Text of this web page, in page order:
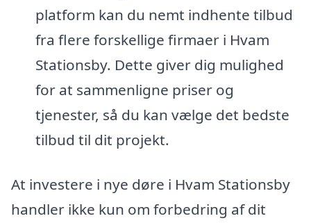
platform kan du nemt indhente tilbud
fra flere forskellige firmaer i Hvam
Stationsby. Dette giver dig mulighed
for at sammenligne priser og
tjenester, så du kan vælge det bedste
tilbud til dit projekt.
At investere i nye døre i Hvam Stationsby
handler ikke kun om forbedring af dit